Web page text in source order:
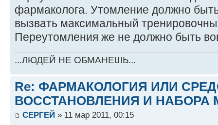
фармаколога. Утомление должно
вызвать максимальный
Переутомления же не должно быть
...ЛЮДЕЙ НЕ ОБМАНЕШЬ...
Re: ФАРМАКОЛОГИЯ ИЛИ
ВОССТАНОВЛЕНИЯ И НАБОРА
СЕРГЕЙ » 11 мар 2011, 00:15